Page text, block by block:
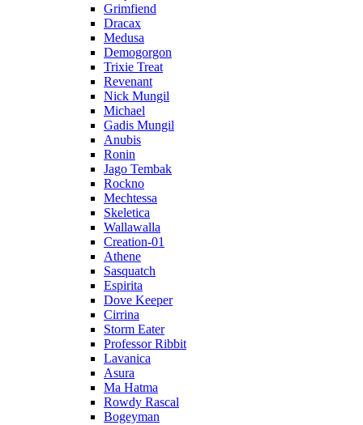
Grimfiend
Dracax
Medusa
Demogorgon
Trixie Treat
Revenant
Nick Mungil
Michael
Gadis Mungil
Anubis
Ronin
Jago Tembak
Rockno
Mechtessa
Skeletica
Wallawalla
Creation-01
Athene
Sasquatch
Espirita
Dove Keeper
Cirrina
Storm Eater
Professor Ribbit
Lavanica
Asura
Ma Hatma
Rowdy Rascal
Bogeyman